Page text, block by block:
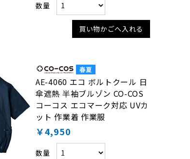
数量
買い物かごへ入れる
AE-4060 エコ ボルトクール 日
傘遮熱 半袖ブルゾン CO-COS
コーコス エコマーク対応 UVカ
ット 作業着 作業服
￥4,950
数量